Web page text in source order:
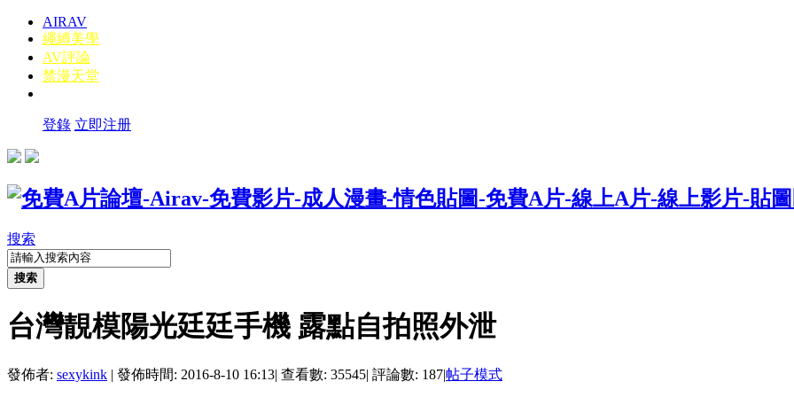
AIRAV
繩縛美學
AV評論
禁漫天堂
登錄 立即注册
搜索
搜索
台灣靚模陽光廷廷手機 露點自拍照外泄
發佈者: sexykink | 發佈時間: 2016-8-10 16:13| 查看數: 35545| 評論數: 187|帖子模式